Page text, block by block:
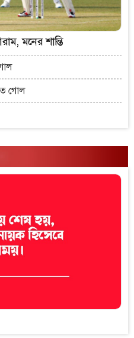
মনের শান্তি
গোল